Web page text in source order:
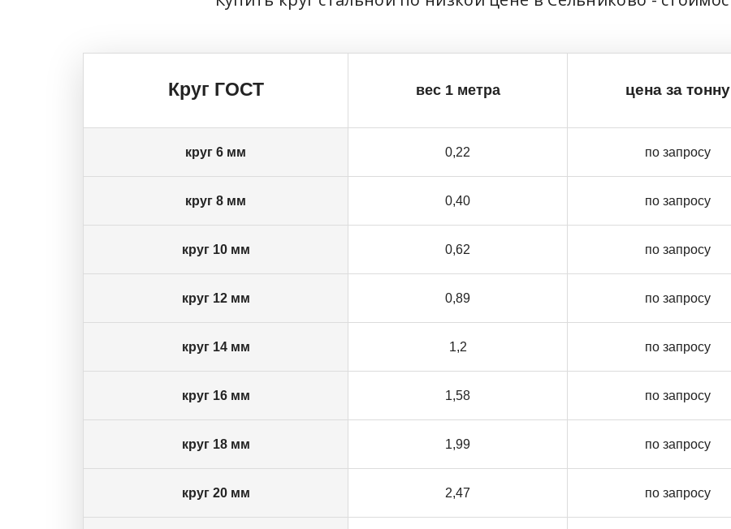
Круг ГОСТ вес 1 метра цена за тонну
круг 6 мм 0,22 по запросу
круг 8 мм 0,40 по запросу
круг 10 мм 0,62 по запросу
круг 12 мм 0,89 по запросу
круг 14 мм 1,2 по запросу
круг 16 мм 1,58 по запросу
круг 18 мм 1,99 по запросу
круг 20 мм 2,47 по запросу